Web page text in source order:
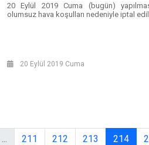
20 Eylül 2019 Cuma (bugün)
olumsuz hava koşulları nedeniyle iptal
20 Eylül 2019 Cuma
211 212 213 214